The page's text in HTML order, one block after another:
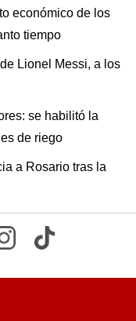
económico de los
tiempo
Lionel Messi, a los
se habilitó la
de riego
a Rosario tras la